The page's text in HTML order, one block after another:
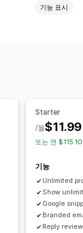
기능 표시
Starter
$11.99
/월
또는 연
기능
Unlimited
Show
Google
Branded
Reply